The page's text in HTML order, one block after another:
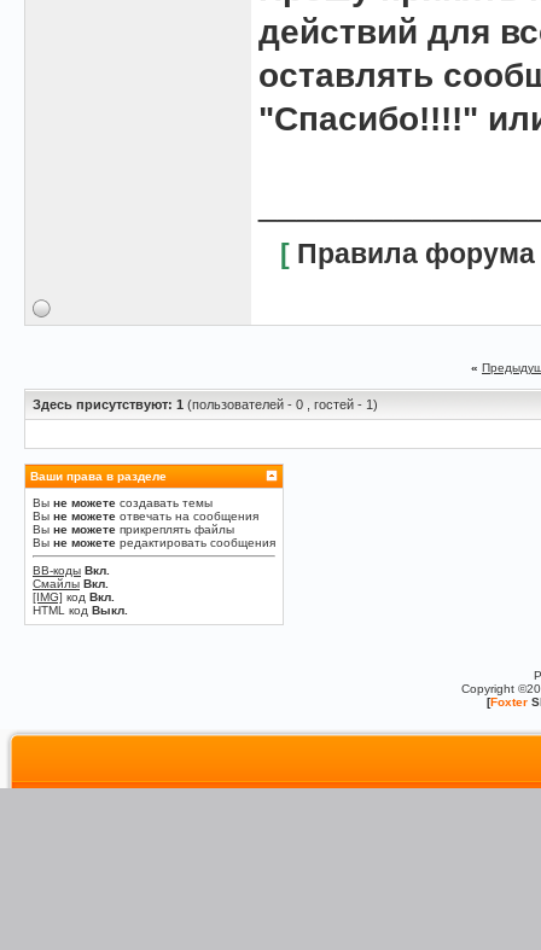
действий для
оставлять
"Спасибо!!!!"
[ Правила форума
«
Здесь присутствуют: 1 (пользователей - 0 , гостей - 1)
Ваши права в разделе
Вы не можете создавать темы
Вы не можете отвечать на сообщения
Вы не можете прикреплять файлы
Вы не можете редактировать сообщения
BB-коды Вкл.
Смайлы Вкл.
[IMG] код Вкл.
HTML код Выкл.
Copyright
[Foxter